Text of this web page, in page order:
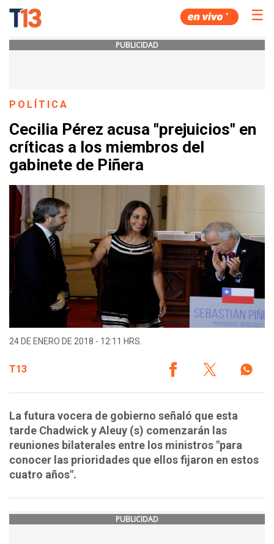
☰
PUBLICIDAD
POLÍTICA
Cecilia Pérez acusa "prejuicios" en
críticas a los miembros del
gabinete de Piñera
24 DE ENERO DE 2018 - 12:11 HRS.
T13
La futura vocera de gobierno señaló que esta
tarde Chadwick y Aleuy (s) comenzarán las
reuniones bilaterales entre los ministros "para
conocer las prioridades que ellos fijaron en estos
cuatro años".
PUBLICIDAD